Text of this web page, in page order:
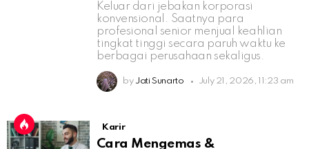
Keluar dari jebakan korporasi
konvensional. Saatnya para
profesional senior menjual keahlian
tingkat tinggi secara paruh waktu ke
berbagai perusahaan sekaligus.
by Jati Sunarto July 21, 2026, 11:23 am
Karir
Cara Mengemas &